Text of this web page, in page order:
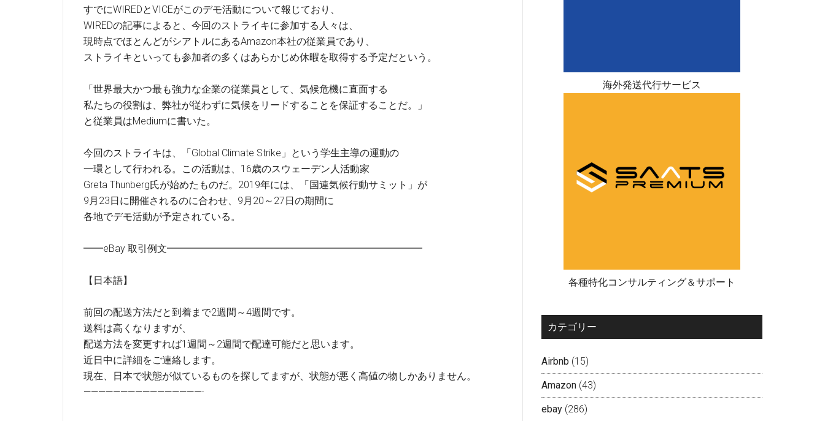
すでにWIREDとVICEがこのデモ活動について報じており、
WIREDの記事によると、今回のストライキに参加する人々は、
現時点でほとんどがシアトルにあるAmazon本社の従業員であり、
ストライキといっても参加者の多くはあらかじめ休暇を取得する予定だという。
「世界最大かつ最も強力な企業の従業員として、気候危機に直面する
私たちの役割は、弊社が従わずに気候をリードすることを保証することだ。」
と従業員はMediumに書いた。
今回のストライキは、「Global Climate Strike」という学生主導の運動の
一環として行われる。この活動は、16歳のスウェーデン人活動家
Greta Thunberg氏が始めたものだ。2019年には、「国連気候行動サミット」が
9月23日に開催されるのに合わせ、9月20～27日の期間に
各地でデモ活動が予定されている。
━━eBay 取引例文━━━━━━━━━━━━━━━━━━━━━━━━━━
【日本語】
前回の配送方法だと到着まで2週間～4週間です。
送料は高くなりますが、
配送方法を変更すれば1週間～2週間で配達可能だと思います。
近日中に詳細をご連絡します。
現在、日本で状態が似ているものを探してますが、状態が悪く高値の物しかありません。
————————————————-
海外発送代行サービス
各種特化コンサルティング＆サポート
カテゴリー
Airbnb (15)
Amazon (43)
ebay (286)